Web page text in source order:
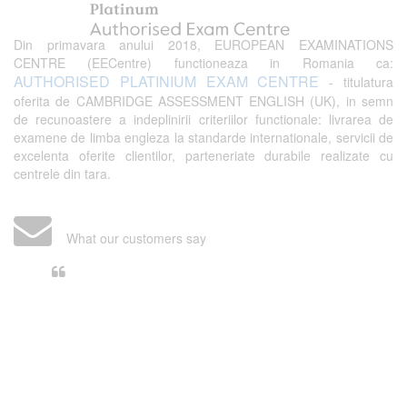
Din primavara anului 2018, EUROPEAN EXAMINATIONS
CENTRE (EECentre) functioneaza in Romania ca:
AUTHORISED PLATINIUM EXAM CENTRE - titulatura
oferita de CAMBRIDGE ASSESSMENT ENGLISH (UK), in semn
de recunoastere a indeplinirii criteriilor functionale: livrarea de
examene de limba engleza la standarde internationale, servicii de
excelenta oferite clientilor, parteneriate durabile realizate cu
centrele din tara.
What our customers say